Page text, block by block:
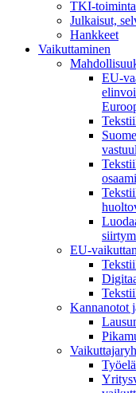
TKI-toiminta
Julkaisut,
Hankkeet
Vaikuttaminen
EU-
EU-
Kannanotot